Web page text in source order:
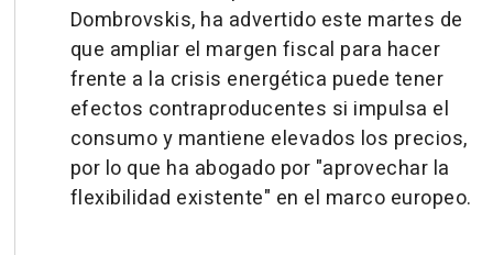
Dombrovskis, ha advertido este martes de
que ampliar el margen fiscal para hacer
frente a la crisis energética puede tener
efectos contraproducentes si impulsa el
consumo y mantiene elevados los precios,
por lo que ha abogado por "aprovechar la
flexibilidad existente" en el marco europeo.